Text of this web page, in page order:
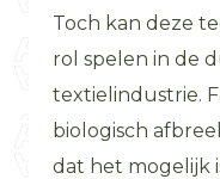
Toch kan deze
rol spelen in de
textielindustrie.
biologisch
dat het mogelijk